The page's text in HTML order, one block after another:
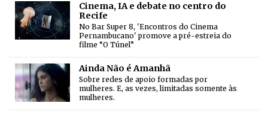
Cinema, IA e debate no centro do
Recife
No Bar Super 8, 'Encontros do Cinema
Pernambucano' promove a pré-estreia do
filme “O Túnel”
Ainda Não é Amanhã
Sobre redes de apoio formadas por
mulheres. E, as vezes, limitadas somente às
mulheres.